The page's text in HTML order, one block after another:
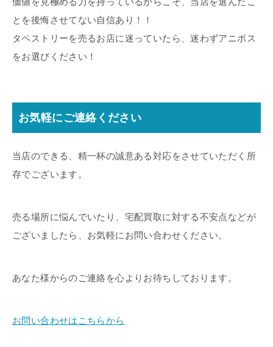
とを後悔させてない自信あり！！
タペストリーを売るお店に迷っていたら、迷わずアニポス
をお選びください！
お気軽にご連絡ください
当店のできる、精一杯の誠意ある対応をさせていただく所
存でございます。
売る場所に悩んでいたり、宅配買取に対する不安点などが
ございましたら、お気軽にお問い合わせください。
あなた様からのご連絡を心よりお待ちしております。
お問い合わせはこちらから